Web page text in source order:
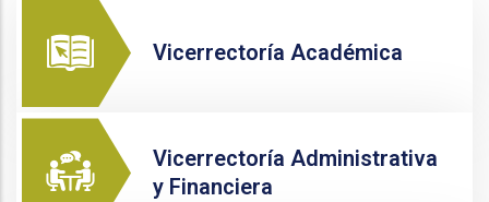
Vicerrectoría Académica
Vicerrectoría Administrativa
y Financiera